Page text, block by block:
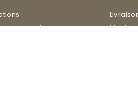
produits